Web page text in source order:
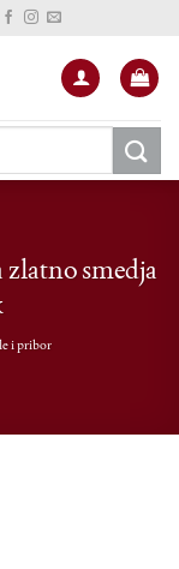
zlatno smedja
i pribor